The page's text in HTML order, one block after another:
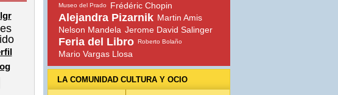
Museo del Prado Frédéric Chopin
Alejandra Pizarnik Martin Amis
Nelson Mandela Jerome David Salinger
Feria del Libro Roberto Bolaño
Mario Vargas Llosa
LA COMUNIDAD CULTURA Y OCIO